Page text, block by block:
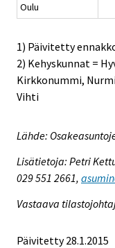
Oulu
1) Päivitetty
2) Kehyskunnat =
Kirkkonummi,
Vihti
Lähde:
Lisätietoja: Petri
029 551 2661,
Vastaava
Päivitetty 28.1.2015